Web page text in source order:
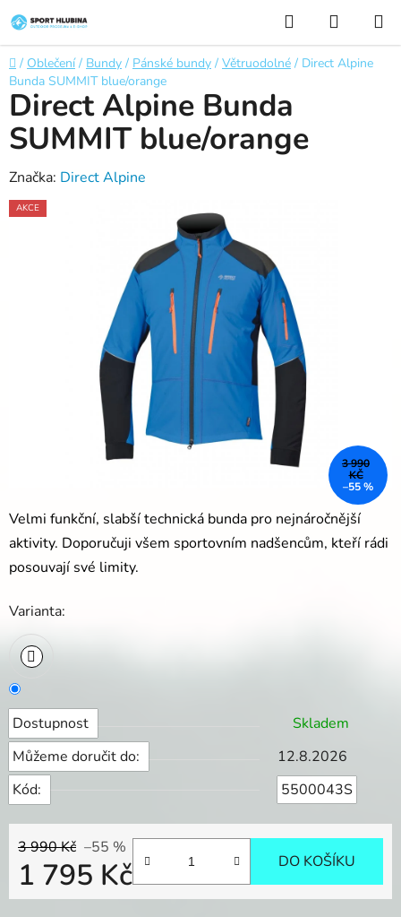
na
obsah
Hledat
KOŠÍK
Domů
/ Oblečení / Bundy / Pánské bundy / Větruodolné / Direct Alpine
Bunda SUMMIT blue/orange
Velmi funkční, slabší technická bunda pro nejnáročnější
aktivity. Doporučuji všem sportovním nadšencům, kteří rádi
posouvají své limity.
Varianta:
Dostupnost
Skladem
Můžeme doručit do:
12.8.2026
Kód:
5500043S
3 990 Kč –55 %
1 795 Kč
Měrná cena:
DO KOŠÍKU
Direct Alpine Bunda
SUMMIT blue/orange
Značka: Direct Alpine
AKCE
3 990
KČ
–55 %